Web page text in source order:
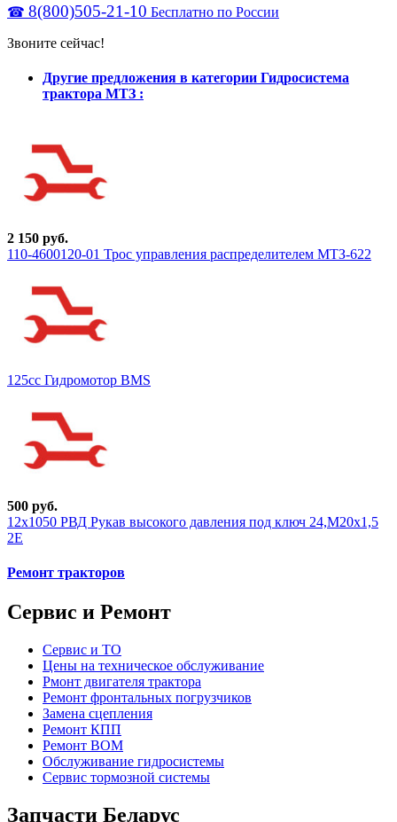
☎ 8(800)505-21-10 Бесплатно по России
Звоните сейчас!
Другие предложения в категории Гидросистема
трактора МТЗ :
2 150 руб.
110-4600120-01 Трос управления распределителем МТЗ-622
125cc Гидромотор BMS
500 руб.
12х1050 РВД Рукав высокого давления под ключ 24,М20х1,5
2Е
Ремонт тракторов
Сервис и Ремонт
Сервис и ТО
Цены на техническое обслуживание
Рмонт двигателя трактора
Ремонт фронтальных погрузчиков
Замена сцепления
Ремонт КПП
Ремонт ВОМ
Обслуживание гидросистемы
Сервис тормозной системы
Запчасти Беларус